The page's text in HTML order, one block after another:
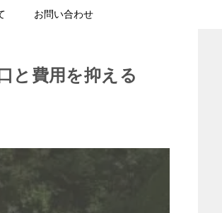
お問い合わせ
と費用を抑える